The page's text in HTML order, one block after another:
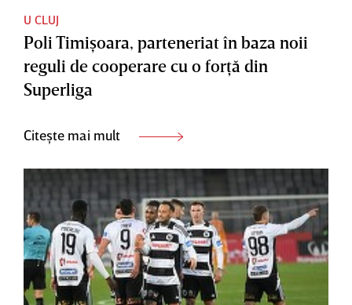
U CLUJ
Poli Timişoara, parteneriat în baza noii
reguli de cooperare cu o forţă din
Superliga
Citește mai mult